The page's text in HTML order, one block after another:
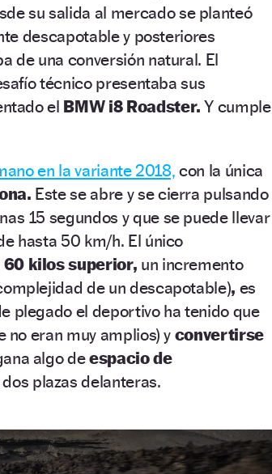
su salida al mercado se planteó
descapotable y posteriores
de una conversión natural. El
técnico presentaba sus
el BMW i8 Roadster.Y cumple
en la variante 2018,con la única
Este se abre y se cierra pulsando
15 segundos y que se puede llevar
hasta 50 km/h. El único
60 kilos superior, un incremento
de un descapotable), es
plegado el deportivo ha tenido que
no eran muy amplios) y convertirse
algo deespacio de
plazas delanteras.